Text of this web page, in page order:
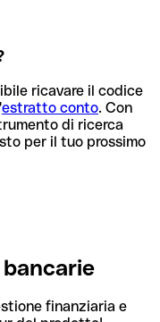
ricavare il codice
estratto conto. Con
di ricerca
per il tuo prossimo
bancarie
finanziaria e